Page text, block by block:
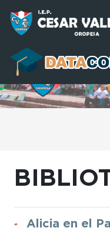
Alicia en el